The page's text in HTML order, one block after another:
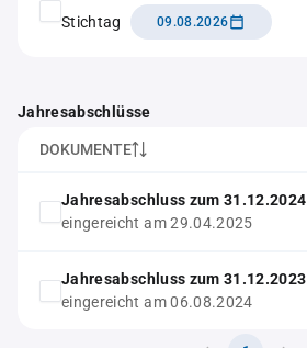
Stichtag
09.08.2026
Jahresabschlüsse
DOKUMENTE
Jahresabschluss zum 31.12.2024
eingereicht am 29.04.2025
Jahresabschluss zum 31.12.2023
eingereicht am 06.08.2024